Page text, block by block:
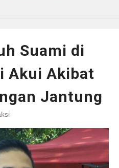
Suami di
Akui Akibat
Jantung